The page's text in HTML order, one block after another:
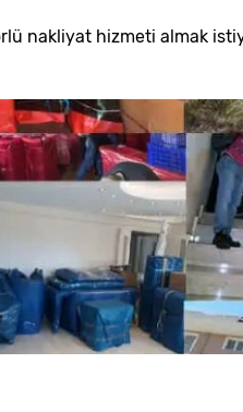
nakliyat hizmeti almak